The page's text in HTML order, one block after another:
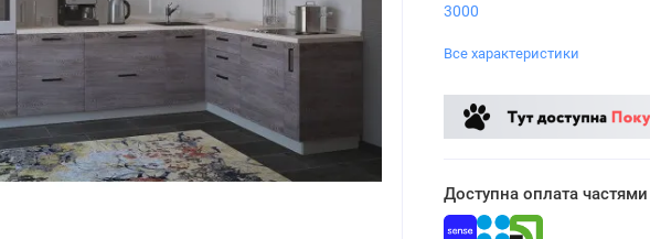
3000
Все характеристики
Доступна оплата